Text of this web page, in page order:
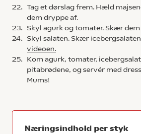
22. Tag et dørslag frem. Hæld
dem dryppe af.
23.
Skyl agurk og tomater. Skær
24.
Skyl salaten. Skær
videoen.
25.
Kom agurk, tomater,
pitabrødene, og servér med
Mums!
Næringsindhold per styk